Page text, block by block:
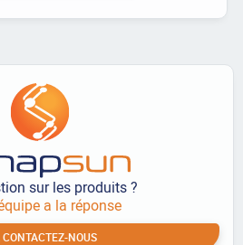
sur les produits ?
a la réponse
CONTACTEZ-NOUS